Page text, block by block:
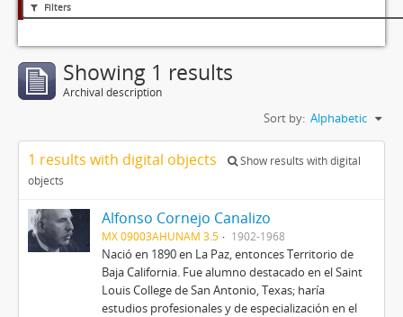
Filters
Showing 1 results
Archival description
Sort by: Alphabetic
1 results with digital objects
Show results with digital
objects
Alfonso Cornejo Canalizo
MX 09003AHUNAM 3.5 1902-1968
Nació en 1890 en La Paz, entonces Territorio de
Baja California. Fue alumno destacado en el Saint
Louis College de San Antonio, Texas; haría
estudios profesionales y de especialización en el